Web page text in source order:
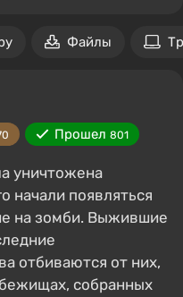
Файлы
Прошел 801
уничтожена
начали появляться
на зомби. Выжившие
отбиваются от них,
собранных